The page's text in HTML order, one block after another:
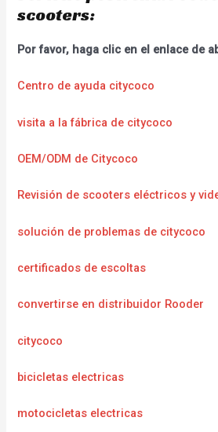
scooters:
Por favor, haga clic en el enlace de
Centro de ayuda citycoco
visita a la fábrica de citycoco
OEM/ODM de Citycoco
Revisión de scooters eléctricos y
solución de problemas de citycoco
certificados de escoltas
convertirse en distribuidor Rooder
citycoco
bicicletas electricas
motocicletas electricas